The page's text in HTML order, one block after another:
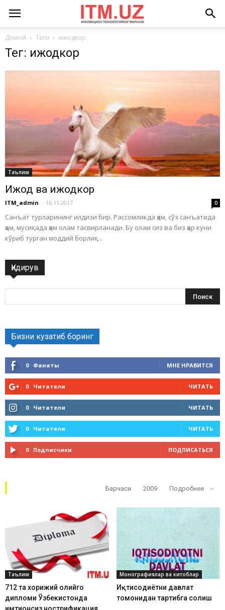
Домой Теги ижодкор
Тег: ижодкор
Таълим
Ижод ва ижодкор
ITM_admin - 16.11.2017 0
Санъат турларининг илдизи бир. Рассомликда ҳам, сўз санъатида
ҳам, мусиқада ҳам олам тасвирланади. Бу олам сиз ва биз ҳар куни
кўриб турган моддий борлиқ...
Қидирув
Бизни кузатиб боринг
0 Фанаты МНЕ НРАВИТСЯ
0 Читатели ЧИТАТЬ
0 Читатели ЧИТАТЬ
0 Читатели ЧИТАТЬ
0 Подписчики ПОДПИСАТЬСЯ
Барчаси 2009 Подробнее
Таълим
712 та хорижий олийгоҳ
дипломи Ўзбекистонда
Монографиялар ва китоблар
Иқтисодиётни давлат
томонидан тартибга солиш